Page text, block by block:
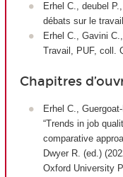
Erhel C., deubel
débats sur le
Erhel C., Gavini
Travail, PUF, coll.
Chapitres
Erhel C.,
“Trends in job
comparative
Dwyer R. (ed.)
Oxford University